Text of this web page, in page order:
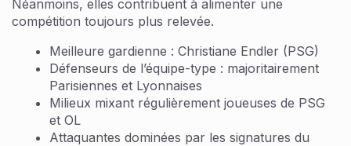
Néanmoins, elles contribuent à alimenter une
compétition toujours plus relevée.
Meilleure gardienne : Christiane Endler (PSG)
Défenseurs de l’équipe-type : majoritairement
Parisiennes et Lyonnaises
Milieux mixant régulièrement joueuses de PSG
et OL
Attaquantes dominées par les signatures du